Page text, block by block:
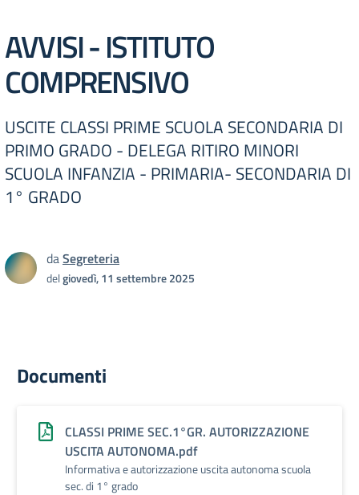
AVVISI - ISTITUTO
COMPRENSIVO
USCITE CLASSI PRIME SCUOLA SECONDARIA DI
PRIMO GRADO - DELEGA RITIRO MINORI
SCUOLA INFANZIA - PRIMARIA- SECONDARIA DI
1° GRADO
daSegreteria
delgiovedì, 11 settembre 2025
Documenti
CLASSI PRIME SEC.1°GR. AUTORIZZAZIONE
USCITA AUTONOMA.pdf
Informativa e autorizzazione uscita autonoma scuola
sec. di 1° grado